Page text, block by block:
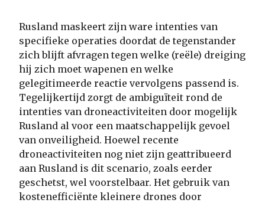
Rusland maskeert zijn ware intenties van
specifieke operaties doordat de tegenstander
zich blijft afvragen tegen welke (reële) dreiging
hij zich moet wapenen en welke
gelegitimeerde reactie vervolgens passend is.
Tegelijkertijd zorgt de ambiguïteit rond de
intenties van droneactiviteiten door mogelijk
Rusland al voor een maatschappelijk gevoel
van onveiligheid. Hoewel recente
droneactiviteiten nog niet zijn geattribueerd
aan Rusland is dit scenario, zoals eerder
geschetst, wel voorstelbaar. Het gebruik van
kostenefficiënte kleinere drones door